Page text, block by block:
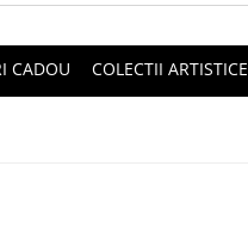
CADOU COLECTII ARTISTICE